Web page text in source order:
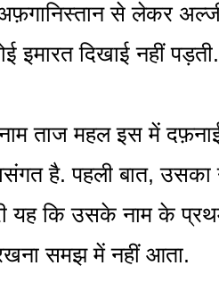
से लेकर
इमारत दिखाई नहीं पड़ती.
ताज महल इस में
है. पहली बात, उसका
यह कि उसके नाम के प्रथम
समझ में नहीं आता.